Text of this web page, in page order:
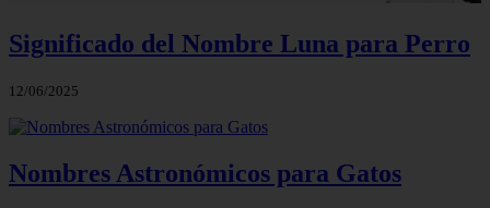
Significado del Nombre Luna para Perro
12/06/2025
Nombres Astronómicos para Gatos